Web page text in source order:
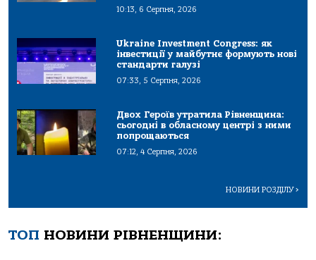
10:13, 6 Серпня, 2026
Ukraine Investment Congress: як
інвестиції у майбутнє формують нові
стандарти галузі
07:33, 5 Серпня, 2026
Двох Героїв утратила Рівненщина:
сьогодні в обласному центрі з ними
попрощаються
07:12, 4 Серпня, 2026
НОВИНИ РОЗДІЛУ>
ТОП НОВИНИ РІВНЕНЩИНИ: